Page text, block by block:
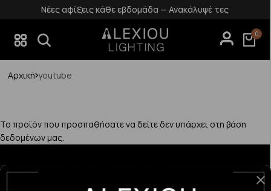
Νέες αφίξεις κάθε εβδομάδα — Ανακάλυψέ τες
0
Αρχική youtube
Το προϊόν που προσπαθήσατε να δείτε δεν υπάρχει στη βάση
δεδομένων μας.